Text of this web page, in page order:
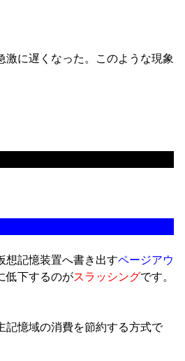
に遅くなった。このような現象
想記憶装置へ書き出すページアウ
低下するのがスラッシングです。
憶域の消費を節約する方式で